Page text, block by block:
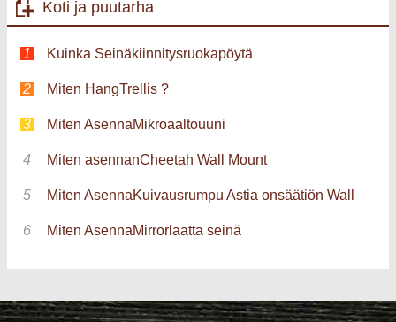
Koti ja puutarha
Kuinka Seinäkiinnitysruokapöytä
Miten HangTrellis ?
Miten AsennaMikroaaltouuni
Miten asennanCheetah Wall Mount
Miten AsennaKuivausrumpu Astia onsäätiön Wall
Miten AsennaMirrorlaatta seinä